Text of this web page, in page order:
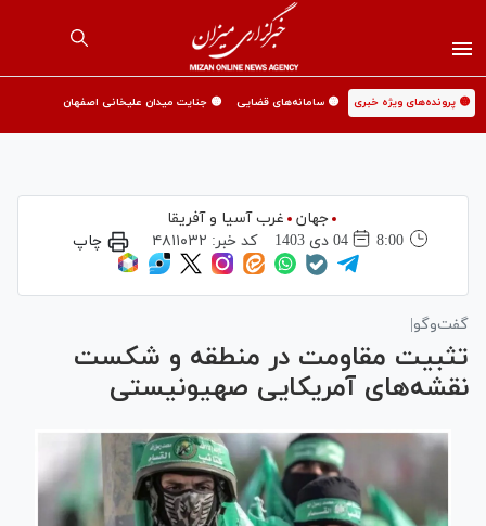
🟡 پرونده‌های ویژه خبری 🟡 سامانه‌های قضایی 🟡 جنایت میدان علیخانی اصفهان
جهان
غرب آسیا و آفریقا
8:00
04 دی 1403 کد خبر: ۴۸۱۱۰۳۲ چاپ
گفت‌وگو|
تثبیت مقاومت در منطقه و شکست
نقشه‌های آمریکایی صهیونیستی